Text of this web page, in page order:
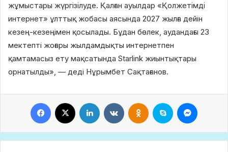
жұмыстары жүргізілуде. Қалған ауылдар «Қолжетімді
интернет» ұлттық жобасы аясында 2027 жылға дейін
кезең-кезеңімен қосылады. Бұдан бөлек, аудандағы 23
мектепті жоғары жылдамдықты интернетпен
қамтамасыз ету мақсатында Starlink жиынтықтары
орнатылды», — деді Нұрымбет Сақтағанов.
Facebook LinkedIn VKontakteOdnoklassniki
Skype